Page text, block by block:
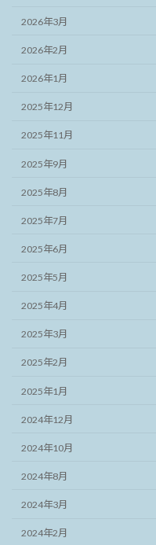
2026年3月
2026年2月
2026年1月
2025年12月
2025年11月
2025年9月
2025年8月
2025年7月
2025年6月
2025年5月
2025年4月
2025年3月
2025年2月
2025年1月
2024年12月
2024年10月
2024年8月
2024年3月
2024年2月